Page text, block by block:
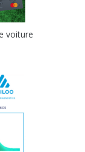
voiture